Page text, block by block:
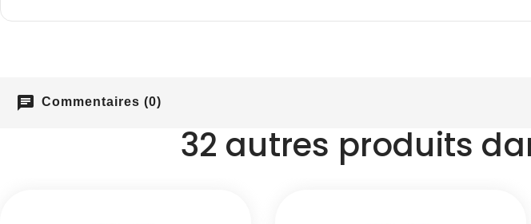
chat Commentaires (0)
32 autres produits